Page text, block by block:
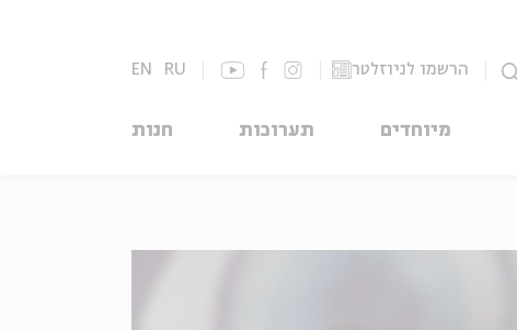
הרשמו לניוזלטר EN RU
מיוחדים תערוכות חנות